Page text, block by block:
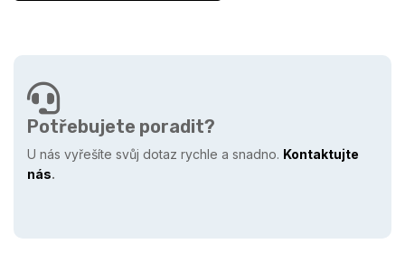
Potřebujete poradit?
U nás vyřešíte svůj dotaz rychle a snadno. Kontaktujte
nás.